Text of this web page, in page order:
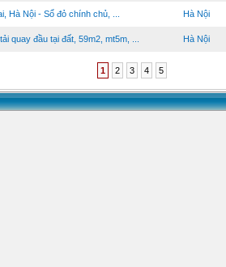
Hà Nội - Sổ đỏ chính chủ, ... Hà Nội
quay đầu tại đất, 59m2, mt5m, ... Hà Nội
1 2 3 4 5